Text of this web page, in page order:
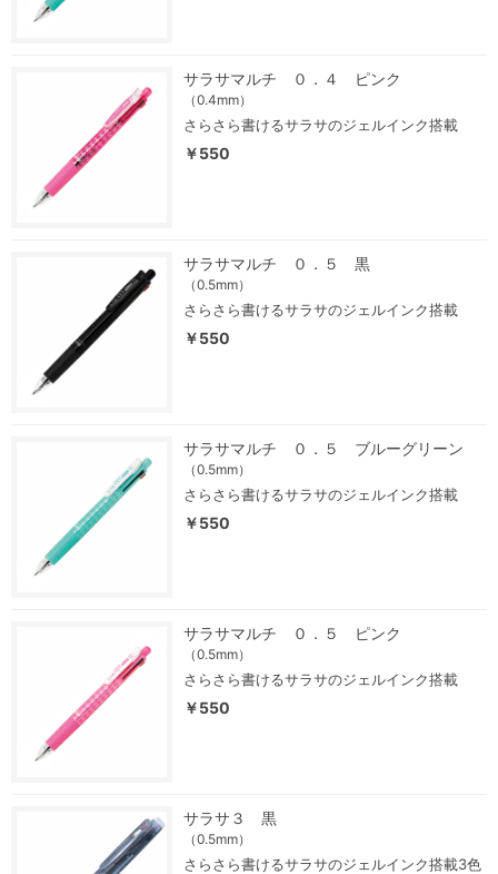
サラサマルチ ０．４ ピンク
（0.4mm）
さらさら書けるサラサのジェルインク搭載
￥550
サラサマルチ ０．５ 黒
（0.5mm）
さらさら書けるサラサのジェルインク搭載
￥550
サラサマルチ ０．５ ブルーグリーン
（0.5mm）
さらさら書けるサラサのジェルインク搭載
￥550
サラサマルチ ０．５ ピンク
（0.5mm）
さらさら書けるサラサのジェルインク搭載
￥550
サラサ３ 黒
（0.5mm）
さらさら書けるサラサのジェルインク搭載3色